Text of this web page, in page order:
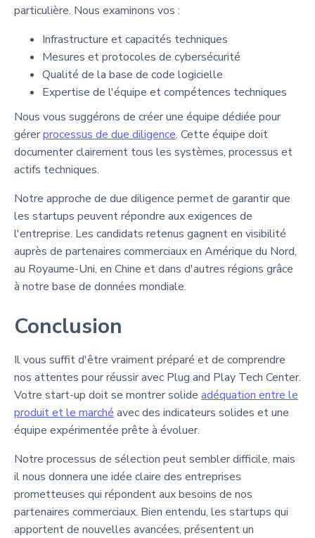
particulière. Nous examinons vos :
Infrastructure et capacités techniques
Mesures et protocoles de cybersécurité
Qualité de la base de code logicielle
Expertise de l'équipe et compétences techniques
Nous vous suggérons de créer une équipe dédiée pour
gérerprocessus de due diligence. Cette équipe doit
documenter clairement tous les systèmes, processus et
actifs techniques.
Notre approche de due diligence permet de garantir que
les startups peuvent répondre aux exigences de
l'entreprise. Les candidats retenus gagnent en visibilité
auprès de partenaires commerciaux en Amérique du Nord,
au Royaume-Uni, en Chine et dans d'autres régions grâce
à notre base de données mondiale.
Conclusion
Il vous suffit d'être vraiment préparé et de comprendre
nos attentes pour réussir avec Plug and Play Tech Center.
Votre start-up doit se montrer solide adéquation entre le
produit et le marché avec des indicateurs solides et une
équipe expérimentée prête à évoluer.
Notre processus de sélection peut sembler difficile, mais
il nous donnera une idée claire des entreprises
prometteuses qui répondent aux besoins de nos
partenaires commerciaux. Bien entendu, les startups qui
apportent de nouvelles avancées, présentent un